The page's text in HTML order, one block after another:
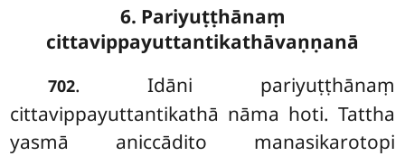
6. Pariyuṭṭhānaṃ
cittavippayuttantikathāvaṇṇanā
702. Idāni pariyuṭṭhānaṃ
cittavippayuttantikathā nāma hoti. Tattha
yasmā aniccādito manasikarotopi